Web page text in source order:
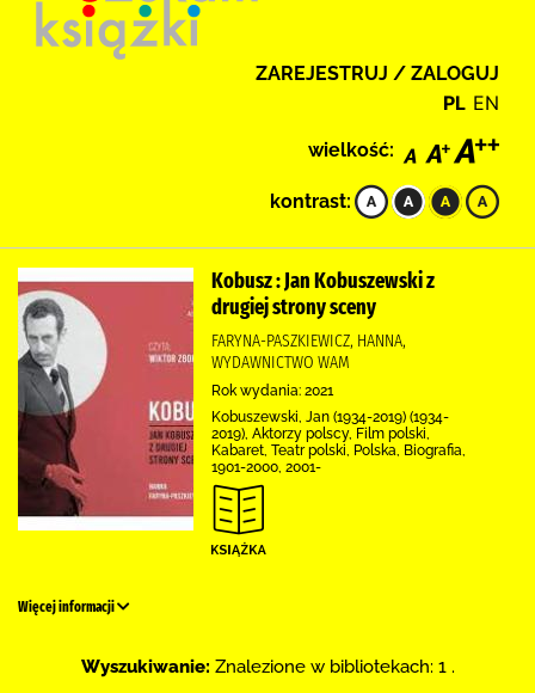
ZAREJESTRUJ / ZALOGUJ
PL EN
wielkość:
kontrast:
Kobusz : Jan Kobuszewski z
drugiej strony sceny
FARYNA-PASZKIEWICZ, HANNA,
WYDAWNICTWO WAM
Rok wydania: 2021
Kobuszewski, Jan (1934-2019) (1934-
2019), Aktorzy polscy, Film polski,
Kabaret, Teatr polski, Polska, Biografia,
1901-2000, 2001-
Więcej informacji
Wyszukiwanie: Znalezione w bibliotekach: 1 .